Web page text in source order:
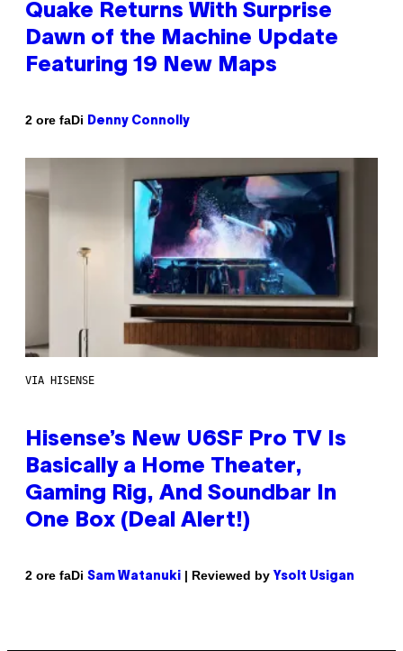
Quake Returns With Surprise
Dawn of the Machine Update
Featuring 19 New Maps
2 ore faDi Denny Connolly
VIA HISENSE
Hisense’s New U6SF Pro TV Is
Basically a Home Theater,
Gaming Rig, And Soundbar In
One Box (Deal Alert!)
2 ore faDi Sam Watanuki | Reviewed by Ysolt Usigan